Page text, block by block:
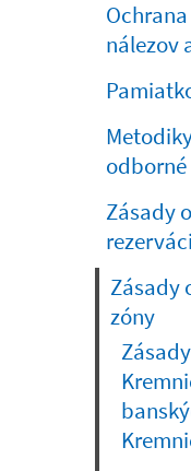
nálezov
Zásady
Zásady
zóny